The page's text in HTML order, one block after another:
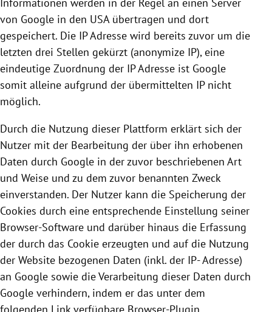
von Google in den USA übertragen und dort
gespeichert. Die IP Adresse wird bereits zuvor um die
letzten drei Stellen gekürzt (anonymize IP), eine
eindeutige Zuordnung der IP Adresse ist Google
somit alleine aufgrund der übermittelten IP nicht
möglich.
Durch die Nutzung dieser Plattform erklärt sich der
Nutzer mit der Bearbeitung der über ihn erhobenen
Daten durch Google in der zuvor beschriebenen Art
und Weise und zu dem zuvor benannten Zweck
einverstanden. Der Nutzer kann die Speicherung der
Cookies durch eine entsprechende Einstellung seiner
Browser-Software und darüber hinaus die Erfassung
der durch das Cookie erzeugten und auf die Nutzung
der Website bezogenen Daten (inkl. der IP- Adresse)
an Google sowie die Verarbeitung dieser Daten durch
Google verhindern, indem er das unter dem
folgenden Link verfügbare Browser-Plugin